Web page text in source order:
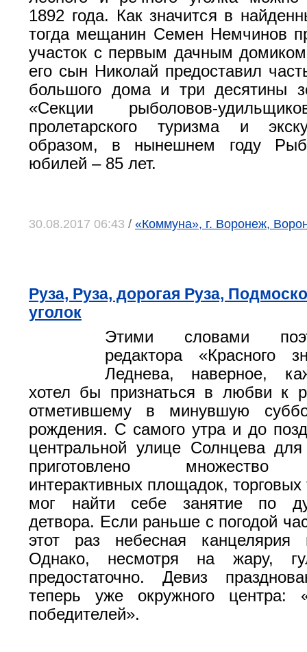
1892 года. Как значится в
тогда мещанин Семен Немчинов
участок с первым дачным
его сын Николай предоставил
большого дома и три десятины
«Секции рыболовов-
пролетарского туризма и
образом, в нынешнем году
юбилей – 85 лет.
30.08.2017 06:43 / «Коммуна», г. Воронеж,
Руза, Руза, дорогая Руза,
уголок
Этими словами
редактора «Красного
Леднева, наверное,
хотел бы признаться в любви к
отметившему в минувшую
рождения. С самого утра и до
центральной улице Солнцева
приготовлено множество
интерактивных площадок,
мог найти себе занятие по
детвора. Если раньше с погодой
этот раз небесная канцелярия
Однако, несмотря на жару,
предостаточно. Девиз
теперь уже окружного центра:
победителей».